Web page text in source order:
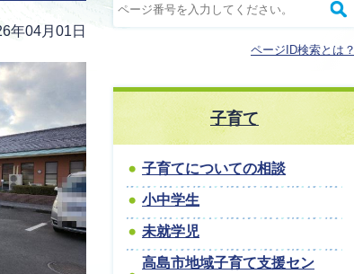
年04月01日
ページID検索とは？
子育て
子育てについての相談
小中学生
未就学児
高島市地域子育て支援セン